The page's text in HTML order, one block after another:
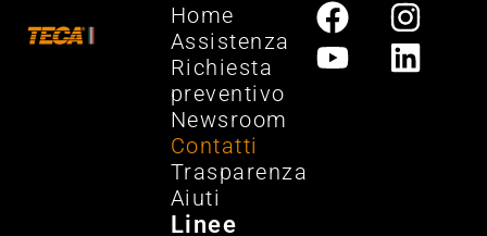
Home
Assistenza
Richiesta
preventivo
Newsroom
Contatti
Trasparenza
Aiuti
Linee